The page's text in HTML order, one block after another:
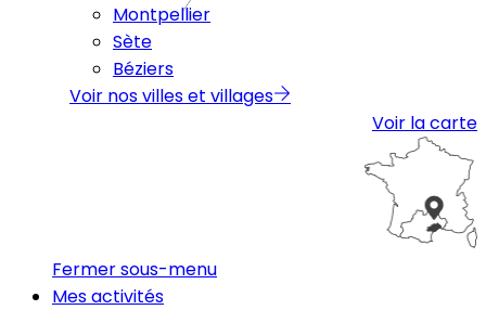
Montpellier
Sète
Béziers
Voir nos villes et villages
Voir la carte
Fermer sous-menu
Mes activités